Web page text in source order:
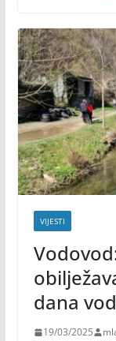
VIJESTI
dana
19/03/2025